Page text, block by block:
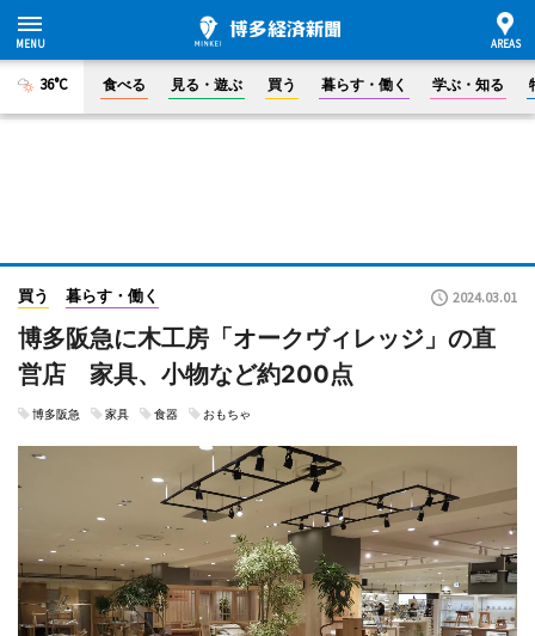
36°C 食べる 見る・遊ぶ 買う 暮らす・働く 学ぶ・知る
買う 暮らす・働く 2024.03.01
博多阪急に木工房「オークヴィレッジ」の直
営店 家具、小物など約200点
博多阪急 家具 食器 おもちゃ